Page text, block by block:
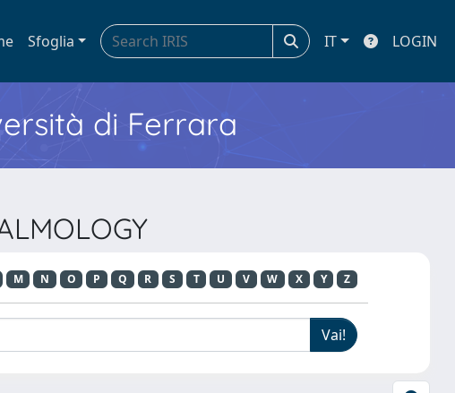
Sfoglia IT LOGIN
di Ferrara
M N O P Q R S T U V W X Y Z